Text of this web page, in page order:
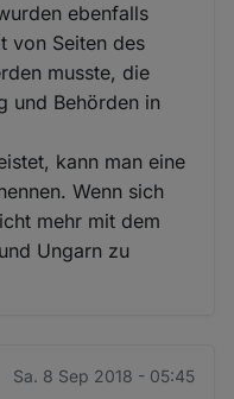
ebenfalls
von Seiten des
musste, die
und Behörden in
kann man eine
Wenn sich
mehr mit dem
Ungarn zu
Sa. 8 Sep 2018 - 05:45